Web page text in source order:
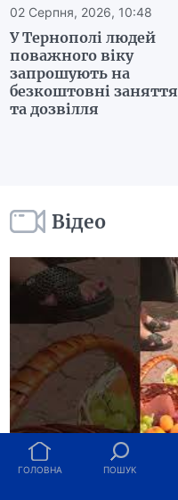
02 Серпня, 2026, 10:48
У Тернополі людей
поважного віку
запрошують на
безкоштовні заняття
та дозвілля
Відео
ГОЛОВНА ПОШУК